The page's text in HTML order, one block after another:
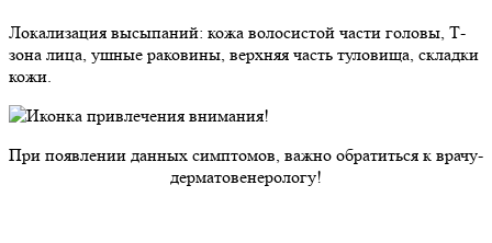
Локализация высыпаний: кожа волосистой части головы, Т-
зона лица, ушные раковины, верхняя часть туловища, складки
кожи.
При появлении данных симптомов, важно обратиться к врачу-
дерматовенерологу!